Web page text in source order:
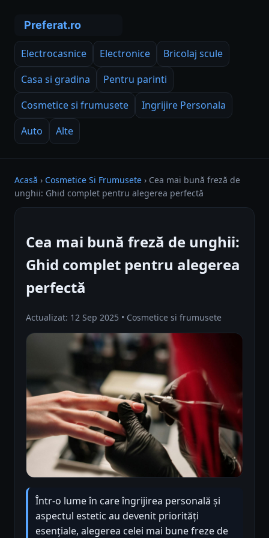
Electrocasnice Electronice
Bricolaj scule
Casa si gradina
Pentru parinti
Cosmetice si frumusete
Ingrijire Personala
Auto
Alte
Acasă › Cosmetice Si Frumusete › Cea mai bună freză de
unghii: Ghid complet pentru alegerea perfectă
Cea mai bună freză de unghii:
Ghid complet pentru alegerea
perfectă
Actualizat: 12 Sep 2025 • Cosmetice si frumusete
Într-o lume în care îngrijirea personală și
aspectul estetic au devenit priorități
esențiale, alegerea celei mai bune freze de